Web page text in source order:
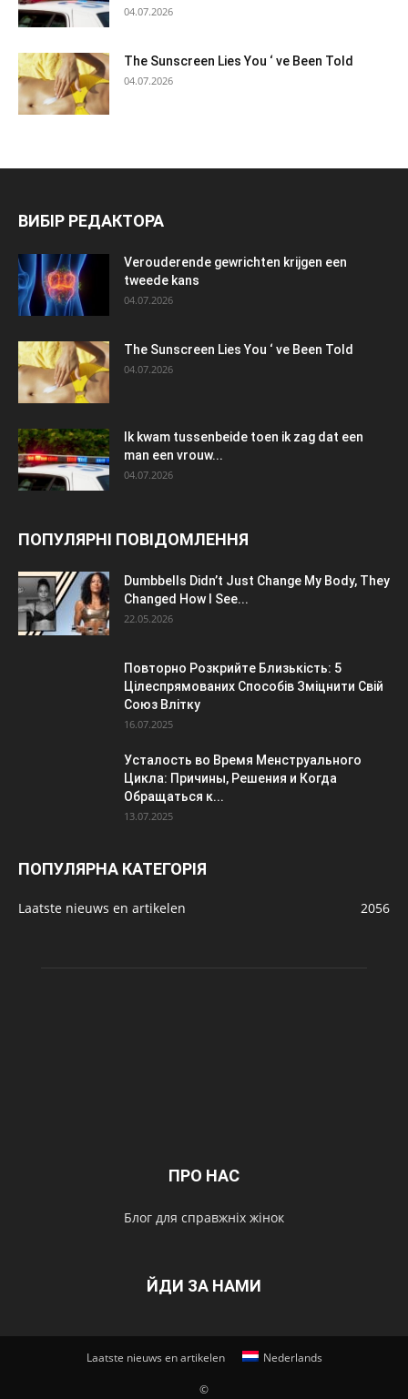
04.07.2026
The Sunscreen Lies You ‘ ve Been Told
04.07.2026
ВИБІР РЕДАКТОРА
Verouderende gewrichten krijgen een
tweede kans
04.07.2026
The Sunscreen Lies You ‘ ve Been Told
04.07.2026
Ik kwam tussenbeide toen ik zag dat een
man een vrouw...
04.07.2026
ПОПУЛЯРНІ ПОВІДОМЛЕННЯ
Dumbbells Didn’t Just Change My Body, They
Changed How I See...
22.05.2026
Повторно Розкрийте Близькість: 5
Цілеспрямованих Способів Зміцнити Свій
Союз Влітку
16.07.2025
Усталость во Время Менструального
Цикла: Причины, Решения и Когда
Обращаться к...
13.07.2025
ПОПУЛЯРНА КАТЕГОРІЯ
Laatste nieuws en artikelen 2056
ПРО НАС
Блог для справжніх жінок
ЙДИ ЗА НАМИ
Laatste nieuws en artikelen Nederlands
©